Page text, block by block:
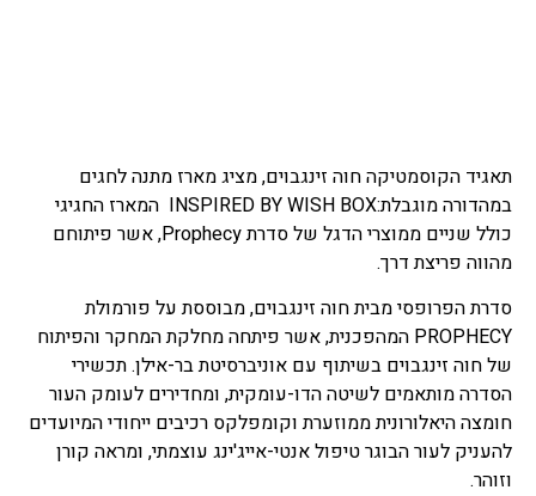
תאגיד הקוסמטיקה חוה זינגבוים, מציג מארז מתנה לחגים
במהדורה מוגבלת:INSPIRED BY WISH BOX המארז החגיגי
כולל שניים ממוצרי הדגל של סדרת Prophecy, אשר פיתוחם
מהווה פריצת דרך.
סדרת הפרופסי מבית חוה זינגבוים, מבוססת על פורמולת
PROPHECY המהפכנית, אשר פיתחה מחלקת המחקר והפיתוח
של חוה זינגבוים בשיתוף עם אוניברסיטת בר-אילן. תכשירי
הסדרה מותאמים לשיטה הדו-עומקית, ומחדירים לעומק העור
חומצה היאלורונית ממוזערת וקומפלקס רכיבים ייחודי המיועדים
להעניק לעור הבוגר טיפול אנטי-אייג'ינג עוצמתי, ומראה קורן
וזוהר.